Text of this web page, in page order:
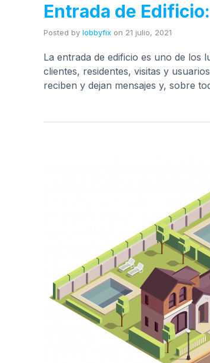
Entrada de
Posted by lobbyfix on 21 julio, 2021
La entrada de edificio es uno de los
clientes, residentes, visitas y
reciben y dejan mensajes y, sobre